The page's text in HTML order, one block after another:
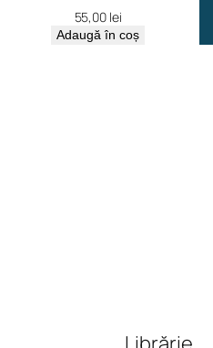
55,00 lei
Adaugă în coș